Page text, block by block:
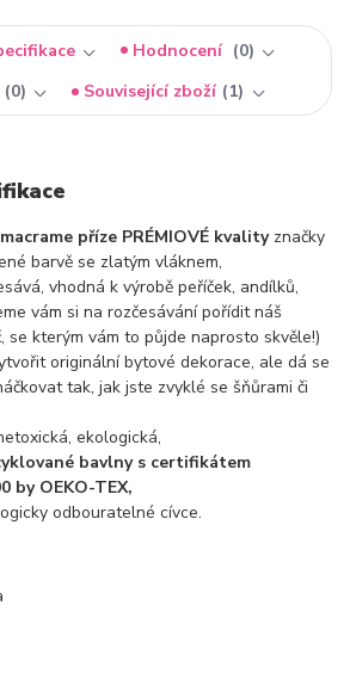
Hodnocení
0
0 Související zboží 1
macrame příze PRÉMIOVÉ kvalityznačky
barvě se zlatým vláknem,
vhodná k výrobě peříček, andílků,
vám si na rozčesávání pořídit náš
se kterým vám to půjde naprosto skvěle!)
originální bytové dekorace, ale dá se
tak, jak jste zvyklé se šňůrami či
ekologická,
bavlny s certifikátem
by OEKO-TEX,
odbouratelné cívce.